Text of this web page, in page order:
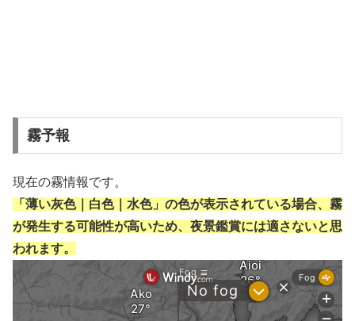
霧予報
現在の霧情報です。
「薄い灰色｜白色｜水色」の色が表示されている場合、霧
が発生する可能性が高いため、夜景鑑賞には適さないと思
われます。